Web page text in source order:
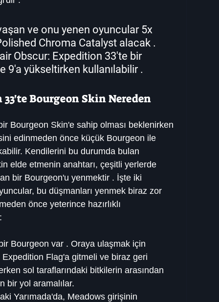
ve onu yenen oyuncular 5x
Chroma Catalyst alacak .
Obscur: Expedition 33'te bir
9'a yükseltirken kullanılabilir .
Bourgeon Skin Nereden
Bourgeon Skin'e sahip olması beklenirken
edinmeden önce küçük Bourgeon ile
Kendilerini bu durumda bulan
elde etmenin anahtarı, çeşitli yerlerde
bir Bourgeon'u yenmektir . İşte iki
bu düşmanları yenmek biraz zor
önce yeterince hazırlıklı
Bourgeon var . Oraya ulaşmak için
Flag'a gitmeli ve biraz geri
sol taraflarındaki bitkilerin arasından
bir yol aramalılar.
Yarımada'da, Meadows girişinin